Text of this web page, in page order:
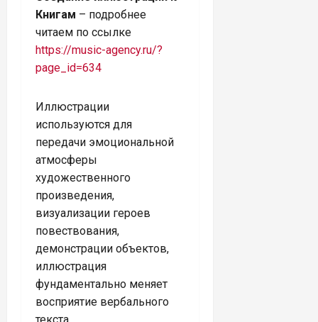
Книгам – подробнее
читаем по ссылке
https://music-agency.ru/?
page_id=634
Иллюстрации
используются для
передачи эмоциональной
атмосферы
художественного
произведения,
визуализации героев
повествования,
демонстрации объектов,
иллюстрация
фундаментально меняет
восприятие вербального